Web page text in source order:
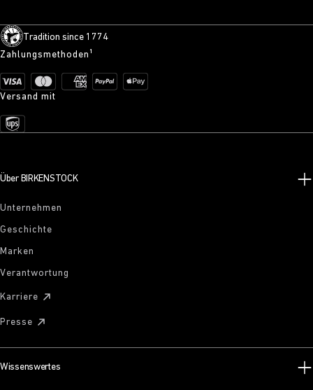
Tradition since 1774
Zahlungsmethoden¹
Versand mit
Über BIRKENSTOCK
Unternehmen
Geschichte
Marken
Verantwortung
Karriere
Presse
Wissenswertes